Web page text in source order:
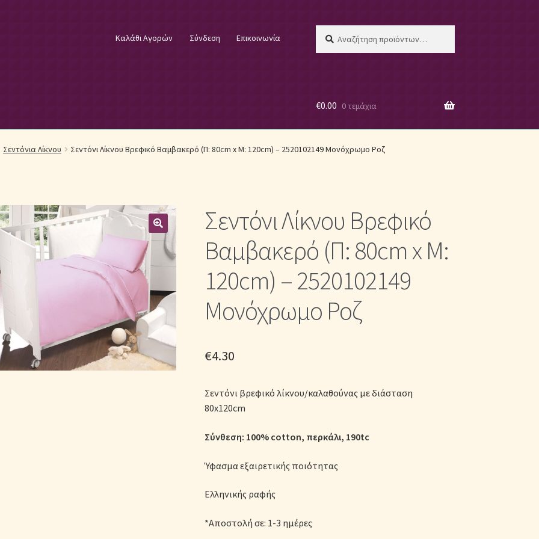
Καλάθι Αγορών Σύνδεση Επικοινωνία
για:
Λευκά Είδη Επικοινωνία Επιστροφές Προϊόντων Η εταιρία μας
Μονόχρωμα Κουβερλί με Διαχρονική Κομψότητα
Μονόχρωμα Σετ ΣεντόνιαΜονόχρωμες Παπλωματοθήκες
Λευκά Είδη Παπλώματα για Ζεστασιά & Άνεση Παπλωματοθήκες
Σεντόνια Σετ
€0.00 0 τεμάχια
Σεντόνια Λίκνου Σεντόνι Λίκνου Βρεφικό Βαμβακερό (Π: 80cm x Μ: 120cm) – 2520102149 Μονόχρωμο Ροζ
Σεντόνι Λίκνου Βρεφικό
Βαμβακερό (Π: 80cm x Μ:
120cm) – 2520102149
Μονόχρωμο Ροζ
€4.30
Σεντόνι βρεφικό λίκνου/καλαθούνας με διάσταση
80x120cm
Σύνθεση: 100% cotton, περκάλι, 190tc
Ύφασμα εξαιρετικής ποιότητας
Ελληνικής ραφής
*Αποστολή σε: 1-3 ημέρες